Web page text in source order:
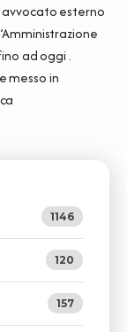
avvocato esterno
ad oggi .
messo in
1146
120
157